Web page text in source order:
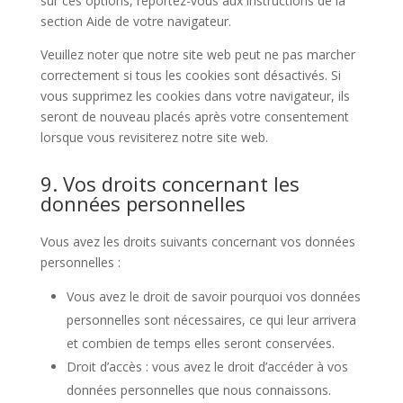
section Aide de votre navigateur.
Veuillez noter que notre site web peut ne pas marcher
correctement si tous les cookies sont désactivés. Si
vous supprimez les cookies dans votre navigateur, ils
seront de nouveau placés après votre consentement
lorsque vous revisiterez notre site web.
9. Vos droits concernant les
données personnelles
Vous avez les droits suivants concernant vos données
personnelles :
Vous avez le droit de savoir pourquoi vos données
personnelles sont nécessaires, ce qui leur arrivera
et combien de temps elles seront conservées.
Droit d’accès : vous avez le droit d’accéder à vos
données personnelles que nous connaissons.